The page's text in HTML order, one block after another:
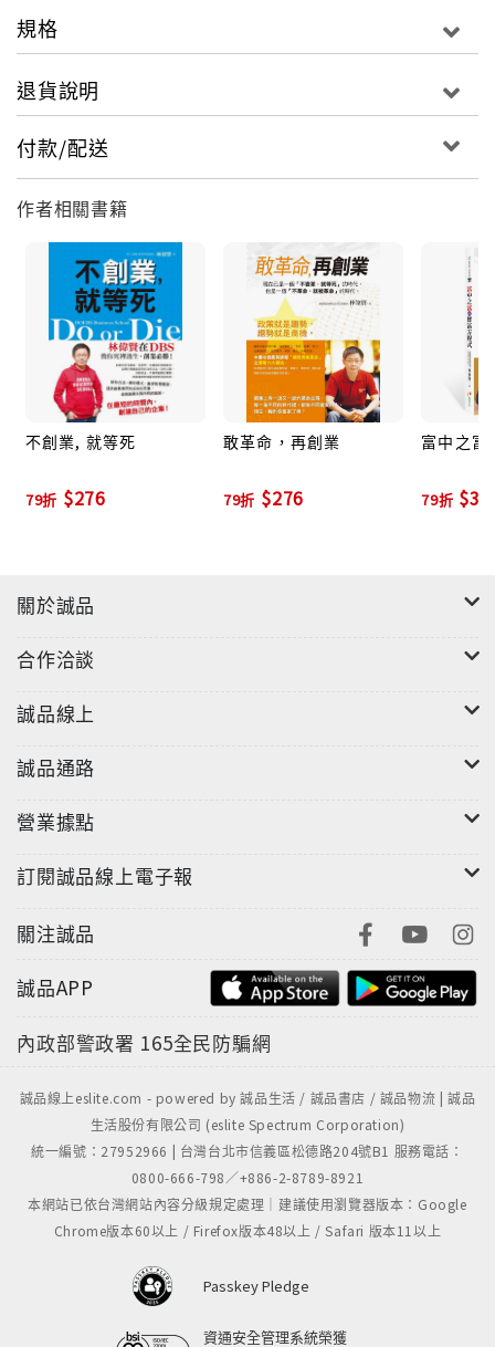
◎林偉賢
● 從退學生到獲頒榮譽博士的亞洲超級明星講師。
● 從一無所有到風靡亞洲的頂級教育集團領航人。
追求富裕時，你所缺乏的觀念與行動是什麼？
重建自我時，你所需要的勇氣與責任是什麼？
本書重磅收錄國際課程「Money & You」之菁華18堂
目標實踐、建構屬於你的成功利基點、在金錢累積與生
人生！！
一個實踐家的故事
的合作夥伴竟拿走了全部資金「人間蒸發」，這對創業
的丟失。
參加Money&You課程學習，而林偉賢的信心也就是在
那時又被拾起。
與國內的MBA或EMBA的課程相比，林偉賢的課程最直
觀的優勢是創造了一個國際交流平臺，因為學生是來自
世界各地不同行業的精英分子，更重要的一點是其課程
中獨特的教學方法。
規格
退貨說明
付款/配送
作者相關書籍
不創業, 就等死
79折 $276
敢革命，再創業
79折 $276
富中之富
79折
關於誠品
合作洽談
誠品線上
誠品通路
營業據點
訂閱誠品線上電子報
關注誠品
誠品APP
內政部警政署 165全民防騙網
誠品線上eslite.com - powered by 誠品生活 / 誠品書店 / 誠品物流 | 誠品
生活股份有限公司 (eslite Spectrum Corporation)
統一編號：27952966 | 台灣台北市信義區松德路204號B1 服務電話：
0800-666-798／+886-2-8789-8921
本網站已依台灣網站內容分級規定處理｜建議使用瀏覽器版本：Google
Chrome版本60以上 / Firefox版本48以上 / Safari 版本11以上
Passkey Pledge
資通安全管理系統榮獲